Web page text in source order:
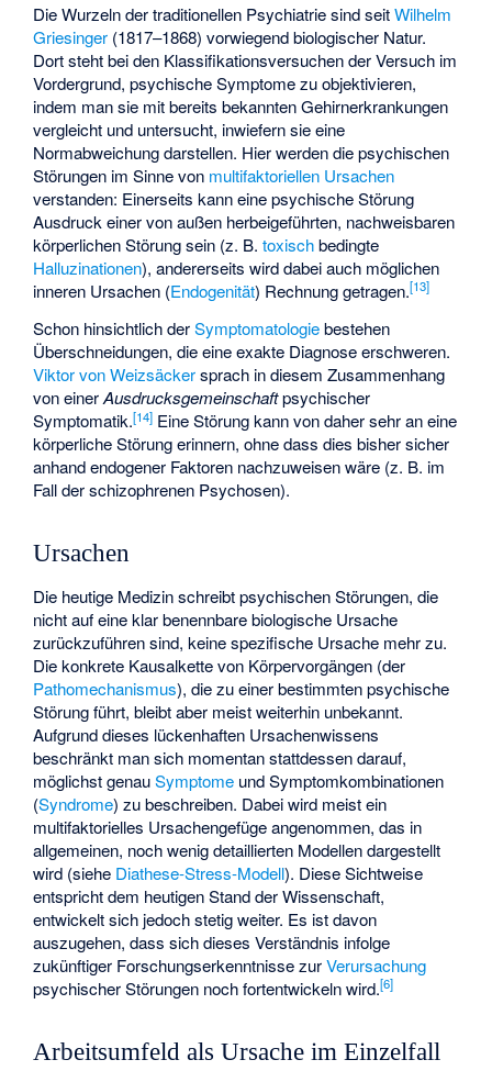
Die Wurzeln der traditionellen Psychiatrie sind seitWilhelm
Griesinger (1817–1868) vorwiegend biologischer Natur.
Dort steht bei den Klassifikationsversuchen der Versuch im
Vordergrund, psychische Symptome zu objektivieren,
indem man sie mit bereits bekannten Gehirnerkrankungen
vergleicht und untersucht, inwiefern sie eine
Normabweichung darstellen. Hier werden die psychischen
Störungen im Sinne von multifaktoriellen Ursachen
verstanden: Einerseits kann eine psychische Störung
Ausdruck einer von außen herbeigeführten, nachweisbaren
körperlichen Störung sein (z. B.toxischbedingte
Halluzinationen), andererseits wird dabei auch möglichen
inneren Ursachen (Endogenität) Rechnung getragen.[13]
Schon hinsichtlich derSymptomatologiebestehen
Überschneidungen, die eine exakte Diagnose erschweren.
Viktor von Weizsäckersprach in diesem Zusammenhang
von einerAusdrucksgemeinschaftpsychischer
Symptomatik.[14] Eine Störung kann von daher sehr an eine
körperliche Störung erinnern, ohne dass dies bisher sicher
anhand endogener Faktoren nachzuweisen wäre (z. B. im
Fall derschizophrenen Psychosen).
Ursachen
Die heutige Medizin schreibt psychischen Störungen, die
nicht auf eine klar benennbare biologische Ursache
zurückzuführen sind, keine spezifische Ursache mehr zu.
Die konkrete Kausalkette von Körpervorgängen (der
Pathomechanismus), die zu einer bestimmten psychische
Störung führt, bleibt aber meist weiterhin unbekannt.
Aufgrund dieses lückenhaften Ursachenwissens
beschränkt man sich momentan stattdessen darauf,
möglichst genauSymptome und Symptomkombinationen
(Syndrome) zu beschreiben. Dabei wird meist ein
multifaktorielles Ursachengefüge angenommen, das in
allgemeinen, noch wenig detaillierten Modellen dargestellt
wird (siehe Diathese-Stress-Modell). Diese Sichtweise
entspricht dem heutigen Stand der Wissenschaft,
entwickelt sich jedoch stetig weiter. Es ist davon
auszugehen, dass sich dieses Verständnis infolge
zukünftiger Forschungserkenntnisse zurVerursachung
psychischer Störungen noch fortentwickeln wird.[6]
Arbeitsumfeld als Ursache im Einzelfall